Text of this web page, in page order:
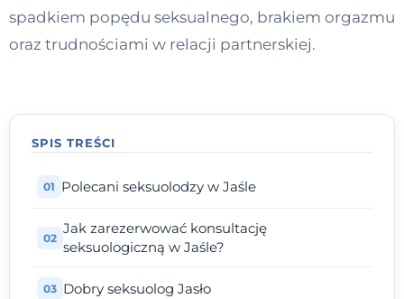
Kontakt
spadkiem popędu seksualnego, brakiem orgazmu
oraz trudnościami w relacji partnerskiej.
SPIS TREŚCI
Polecani seksuolodzy w Jaśle
Jak zarezerwować konsultację
seksuologiczną w Jaśle?
Dobry seksuolog Jasło